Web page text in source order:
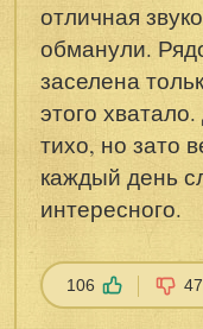
отличная
обманули.
заселена
этого
тихо, но зато
каждый день
интересного.
106 47